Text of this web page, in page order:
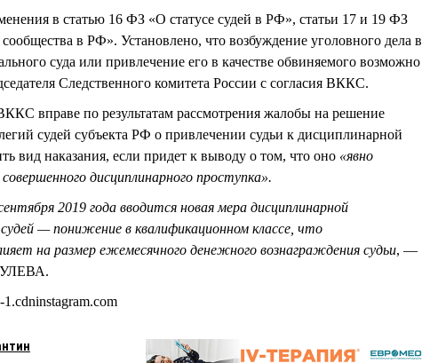
в статью 16 ФЗ «О статусе судей в РФ», статьи 17 и 19 ФЗ
в РФ». Установлено, что возбуждение уголовного дела в
суда или привлечение его в качестве обвиняемого возможно
Следственного комитета России с согласия ВККС.
вправе по результатам рассмотрения жалобы на решение
судей субъекта РФ о привлечении судьи к дисциплинарной
вид наказания, если придет к выводу о том, что оно «явно
дисциплинарного проступка».
2019 года вводится новая мера дисциплинарной
— понижение в квалификационном классе, что
на размер ежемесячного денежного вознаграждения судьи, —
amt2-1.cdninstagram.com